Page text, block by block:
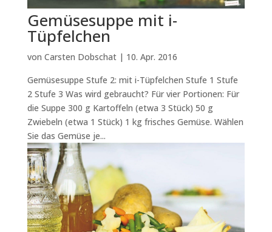
Gemüsesuppe mit i-
Tüpfelchen
von Carsten Dobschat| 10. Apr. 2016
Gemüsesuppe Stufe 2: mit i-Tüpfelchen Stufe 1 Stufe
2 Stufe 3 Was wird gebraucht? Für vier Portionen: Für
die Suppe 300 g Kartoffeln (etwa 3 Stück) 50 g
Zwiebeln (etwa 1 Stück) 1 kg frisches Gemüse. Wählen
Sie das Gemüse je...